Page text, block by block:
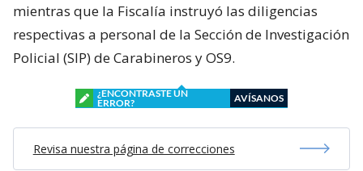
mientras que la Fiscalía instruyó las diligencias
respectivas a personal de la Sección de Investigación
Policial (SIP) de Carabineros y OS9.
¿ENCONTRASTE UN
ERROR?
AVÍSANOS
Revisa nuestra página de correcciones